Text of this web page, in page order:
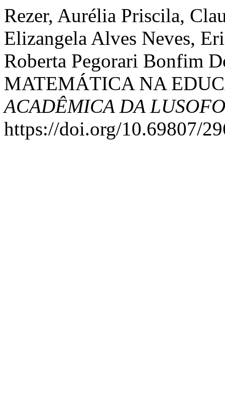
Rezer, Aurélia Priscila,
Elizangela Alves Neves,
Roberta Pegorari Bonfim
MATEMÁTICA NA
ACADÊMICA DA
https://doi.org/10.69807/